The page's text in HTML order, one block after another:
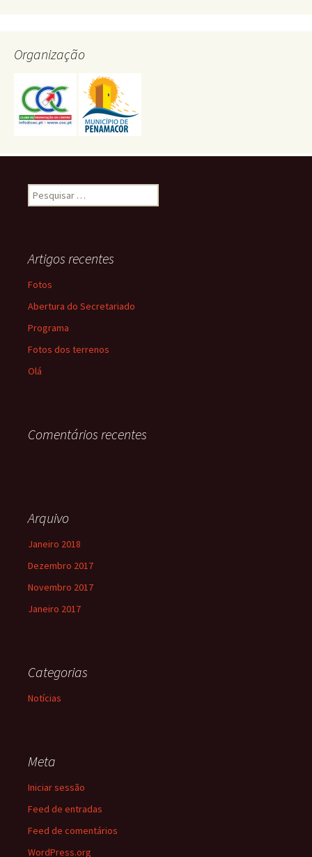
Organização
Pesquisar
por:
Artigos recentes
Fotos
Abertura do Secretariado
Programa
Fotos dos terrenos
Olá
Comentários recentes
Arquivo
Janeiro 2018
Dezembro 2017
Novembro 2017
Janeiro 2017
Categorias
Notícias
Meta
Iniciar sessão
Feed de entradas
Feed de comentários
WordPress.org